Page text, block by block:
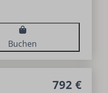
Buchen
792 €